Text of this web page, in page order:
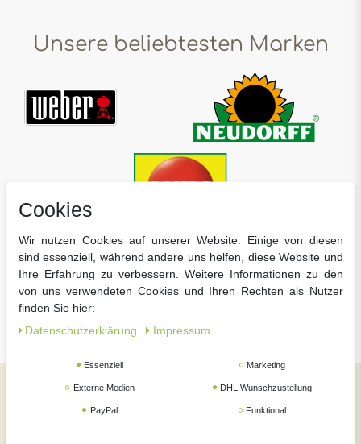
Unsere beliebtesten Marken
Social Media
Cookies
Wir nutzen Cookies auf unserer Website. Einige von diesen
sind essenziell, während andere uns helfen, diese Website und
Ihre Erfahrung zu verbessern. Weitere Informationen zu den
von uns verwendeten Cookies und Ihren Rechten als Nutzer
finden Sie hier:
Daten­schutz­erklärung
Impressum
Essenziell Marketing
Externe Medien DHL Wunschzustellung
PayPal Funktional